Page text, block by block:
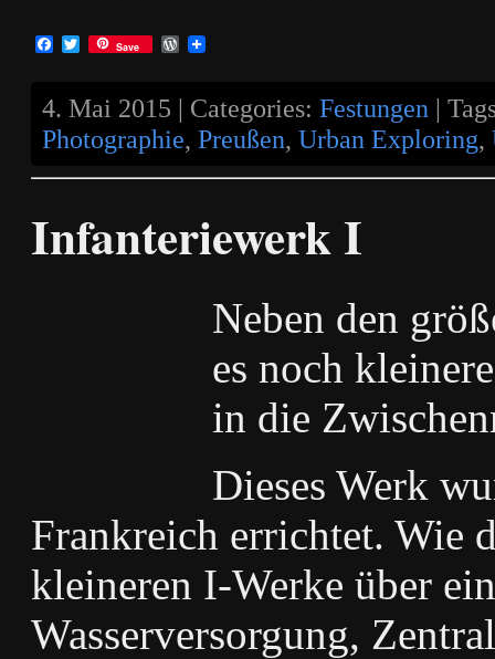
Facebook
TwitterSave WordPress
4. Mai 2015 | Categories: Festungen |
Photographie, Preußen, Urban Exploring,
Infanteriewerk I
Neben den
es noch
in die
Dieses Werk
Frankreich errichtet. Wie
kleineren I-Werke über
Wasserversorgung,